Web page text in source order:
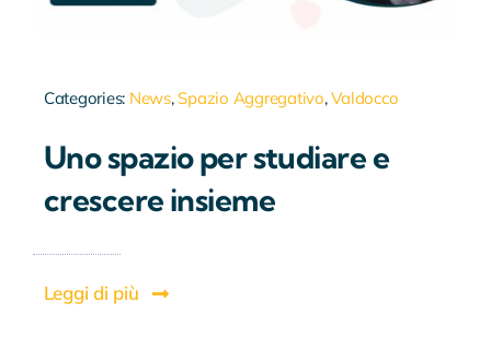
Categories: News, Spazio Aggregativo,Valdocco
Uno spazio per studiare e
crescere insieme
Leggi di più